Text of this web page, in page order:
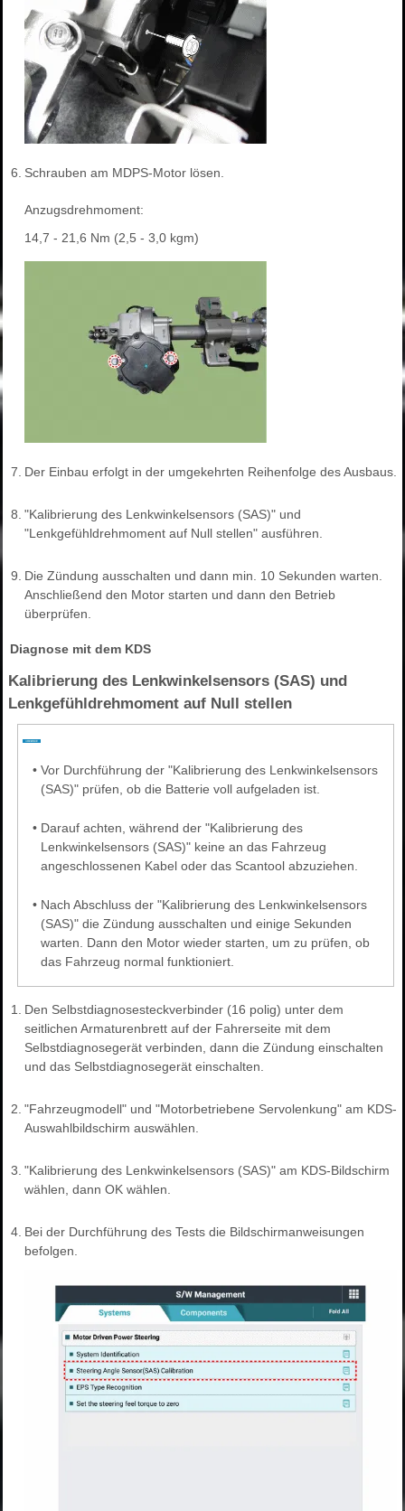
6. Schrauben am MDPS-Motor lösen.
Anzugsdrehmoment:
14,7 - 21,6 Nm (2,5 - 3,0 kgm)
7. Der Einbau erfolgt in der umgekehrten Reihenfolge des Ausbaus.
8. "Kalibrierung des Lenkwinkelsensors (SAS)" und
"Lenkgefühldrehmoment auf Null stellen" ausführen.
9. Die Zündung ausschalten und dann min. 10 Sekunden warten.
Anschließend den Motor starten und dann den Betrieb
überprüfen.
Diagnose mit dem KDS
Kalibrierung des Lenkwinkelsensors (SAS) und
Lenkgefühldrehmoment auf Null stellen
• Vor Durchführung der "Kalibrierung des Lenkwinkelsensors
(SAS)" prüfen, ob die Batterie voll aufgeladen ist.
• Darauf achten, während der "Kalibrierung des
Lenkwinkelsensors (SAS)" keine an das Fahrzeug
angeschlossenen Kabel oder das Scantool abzuziehen.
• Nach Abschluss der "Kalibrierung des Lenkwinkelsensors
(SAS)" die Zündung ausschalten und einige Sekunden
warten. Dann den Motor wieder starten, um zu prüfen, ob
das Fahrzeug normal funktioniert.
1.
Den Selbstdiagnosesteckverbinder (16 polig) unter dem
seitlichen Armaturenbrett auf der Fahrerseite mit dem
Selbstdiagnosegerät verbinden, dann die Zündung einschalten
und das Selbstdiagnosegerät einschalten.
2. "Fahrzeugmodell" und "Motorbetriebene Servolenkung" am KDS-
Auswahlbildschirm auswählen.
3. "Kalibrierung des Lenkwinkelsensors (SAS)" am KDS-Bildschirm
wählen, dann OK wählen.
4. Bei der Durchführung des Tests die Bildschirmanweisungen
befolgen.